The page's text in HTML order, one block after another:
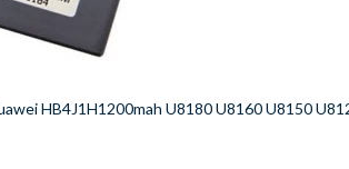
HB4J1H1200mah U8180 U8160 U8150